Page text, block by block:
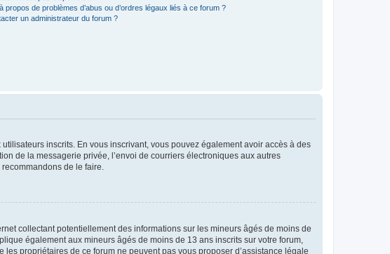
propos de problèmes d’abus ou d’ordres légaux liés à ce forum ?
un administrateur du forum ?
inscrits. En vous inscrivant, vous pouvez également avoir accès à des
de la messagerie privée, l’envoi de courriers électroniques aux autres
de le faire.
collectant potentiellement des informations sur les mineurs âgés de moins de
également aux mineurs âgés de moins de 13 ans inscrits sur votre forum,
propriétaires de ce forum ne peuvent pas vous proposer d’assistance légale